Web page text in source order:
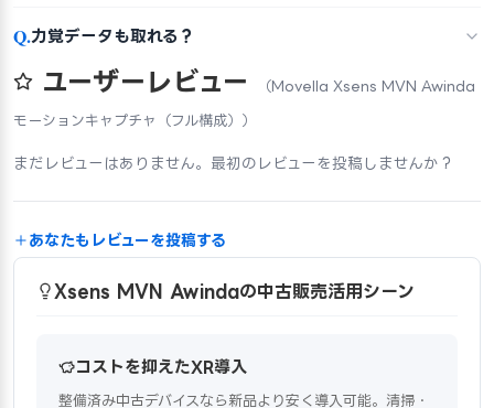
Q.力覚データも取れる？
ユーザーレビュー （Movella Xsens MVN Awinda
モーションキャプチャ（フル構成））
まだレビューはありません。最初のレビューを投稿しませんか？
あなたもレビューを投稿する
Xsens MVN Awindaの中古販売活用シーン
コストを抑えたXR導入
整備済み中古デバイスなら新品より安く導入可能。清掃・